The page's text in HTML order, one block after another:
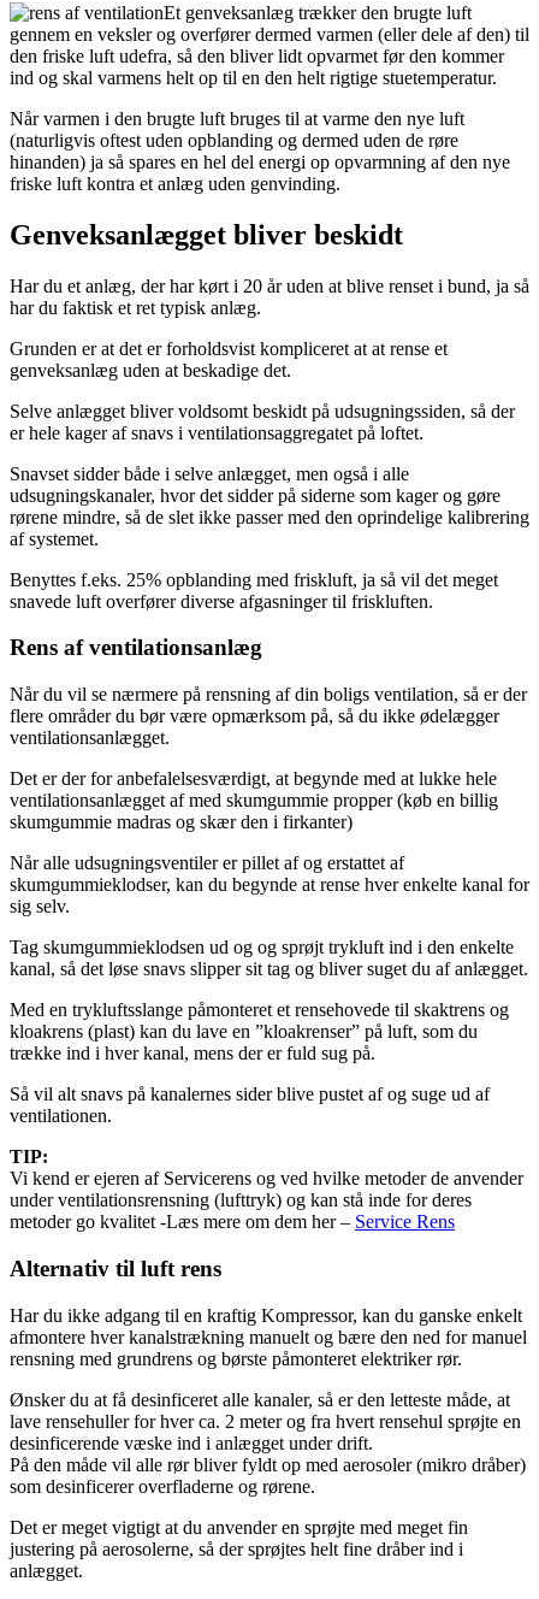
Et genveksanlæg trækker den brugte luft
gennem en veksler og overfører dermed varmen (eller dele af den) til
den friske luft udefra, så den bliver lidt opvarmet før den kommer
ind og skal varmens helt op til en den helt rigtige stuetemperatur.
Når varmen i den brugte luft bruges til at varme den nye luft
(naturligvis oftest uden opblanding og dermed uden de røre
hinanden) ja så spares en hel del energi op opvarmning af den nye
friske luft kontra et anlæg uden genvinding.
Genveksanlægget bliver beskidt
Har du et anlæg, der har kørt i 20 år uden at blive renset i bund, ja så
har du faktisk et ret typisk anlæg.
Grunden er at det er forholdsvist kompliceret at at rense et
genveksanlæg uden at beskadige det.
Selve anlægget bliver voldsomt beskidt på udsugningssiden, så der
er hele kager af snavs i ventilationsaggregatet på loftet.
Snavset sidder både i selve anlægget, men også i alle
udsugningskanaler, hvor det sidder på siderne som kager og gøre
rørene mindre, så de slet ikke passer med den oprindelige kalibrering
af systemet.
Benyttes f.eks. 25% opblanding med friskluft, ja så vil det meget
snavede luft overfører diverse afgasninger til friskluften.
Rens af ventilationsanlæg
Når du vil se nærmere på rensning af din boligs ventilation, så er der
flere områder du bør være opmærksom på, så du ikke ødelægger
ventilationsanlægget.
Det er der for anbefalelsesværdigt, at begynde med at lukke hele
ventilationsanlægget af med skumgummie propper (køb en billig
skumgummie madras og skær den i firkanter)
Når alle udsugningsventiler er pillet af og erstattet af
skumgummieklodser, kan du begynde at rense hver enkelte kanal for
sig selv.
Tag skumgummieklodsen ud og og sprøjt trykluft ind i den enkelte
kanal, så det løse snavs slipper sit tag og bliver suget du af anlægget.
Med en trykluftsslange påmonteret et rensehovede til skaktrens og
kloakrens (plast) kan du lave en ”kloakrenser” på luft, som du
trække ind i hver kanal, mens der er fuld sug på.
Så vil alt snavs på kanalernes sider blive pustet af og suge ud af
ventilationen.
TIP:
Vi kend er ejeren af Servicerens og ved hvilke metoder de anvender
under ventilationsrensning (lufttryk) og kan stå inde for deres
metoder go kvalitet -Læs mere om dem her – Service Rens
Alternativ til luft rens
Har du ikke adgang til en kraftig Kompressor, kan du ganske enkelt
afmontere hver kanalstrækning manuelt og bære den ned for manuel
rensning med grundrens og børste påmonteret elektriker rør.
Ønsker du at få desinficeret alle kanaler, så er den letteste måde, at
lave rensehuller for hver ca. 2 meter og fra hvert rensehul sprøjte en
desinficerende væske ind i anlægget under drift.
På den måde vil alle rør bliver fyldt op med aerosoler (mikro dråber)
som desinficerer overfladerne og rørene.
Det er meget vigtigt at du anvender en sprøjte med meget fin
justering på aerosolerne, så der sprøjtes helt fine dråber ind i
anlægget.